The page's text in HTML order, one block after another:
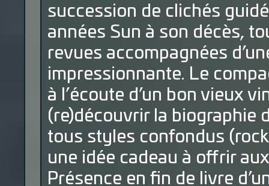
succession de clichés
années Sun à son décès,
revues accompagnées
impressionnante. Le
à l’écoute d’un bon vieux
(re)découvrir la biographie
tous styles confondus
une idée cadeau à offrir
Présence en fin de livre